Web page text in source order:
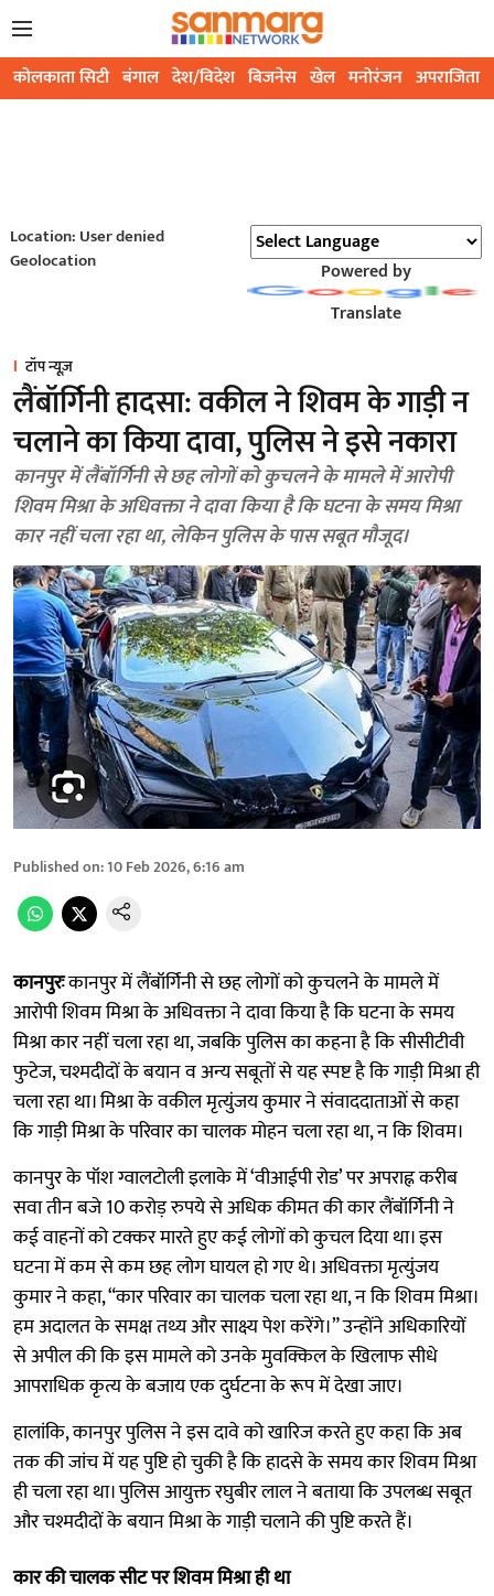
कोलकाता सिटी बंगाल देश/विदेश बिजनेस खेल मनोरंजन अपराजिता
Location: User denied
Geolocation
Powered by
Translate
टॉप न्यूज़
लैंबॉर्गिनी हादसा: वकील ने शिवम के गाड़ी न
चलाने का किया दावा, पुलिस ने इसे नकारा
कानपुर में लैंबॉर्गिनी से छह लोगों को कुचलने के मामले में आरोपी
शिवम मिश्रा के अधिवक्ता ने दावा किया है कि घटना के समय मिश्रा
कार नहीं चला रहा था, लेकिन पुलिस के पास सबूत मौजूद।
Published on:10 Feb 2026, 6:16 am
कानपुरःकानपुर में लैंबॉर्गिनी से छह लोगों को कुचलने के मामले में
आरोपी शिवम मिश्रा के अधिवक्ता ने दावा किया है कि घटना के समय
मिश्रा कार नहीं चला रहा था, जबकि पुलिस का कहना है कि सीसीटीवी
फुटेज, चश्मदीदों के बयान व अन्य सबूतों से यह स्पष्ट है कि गाड़ी मिश्रा ही
चला रहा था। मिश्रा के वकील मृत्युंजय कुमार ने संवाददाताओं से कहा
कि गाड़ी मिश्रा के परिवार का चालक मोहन चला रहा था, न कि शिवम।
कानपुर के पॉश ग्वालटोली इलाके में ‘वीआईपी रोड’ पर अपराह्न करीब
सवा तीन बजे 10 करोड़ रुपये से अधिक कीमत की कार लैंबॉर्गिनी ने
कई वाहनों को टक्कर मारते हुए कई लोगों को कुचल दिया था। इस
घटना में कम से कम छह लोग घायल हो गए थे। अधिवक्ता मृत्युंजय
कुमार ने कहा, “कार परिवार का चालक चला रहा था, न कि शिवम मिश्रा।
हम अदालत के समक्ष तथ्य और साक्ष्य पेश करेंगे।” उन्होंने अधिकारियों
से अपील की कि इस मामले को उनके मुवक्किल के खिलाफ सीधे
आपराधिक कृत्य के बजाय एक दुर्घटना के रूप में देखा जाए।
हालांकि, कानपुर पुलिस ने इस दावे को खारिज करते हुए कहा कि अब
तक की जांच में यह पुष्टि हो चुकी है कि हादसे के समय कार शिवम मिश्रा
ही चला रहा था। पुलिस आयुक्त रघुबीर लाल ने बताया कि उपलब्ध सबूत
और चश्मदीदों के बयान मिश्रा के गाड़ी चलाने की पुष्टि करते हैं।
कार की चालक सीट पर शिवम मिश्रा ही था